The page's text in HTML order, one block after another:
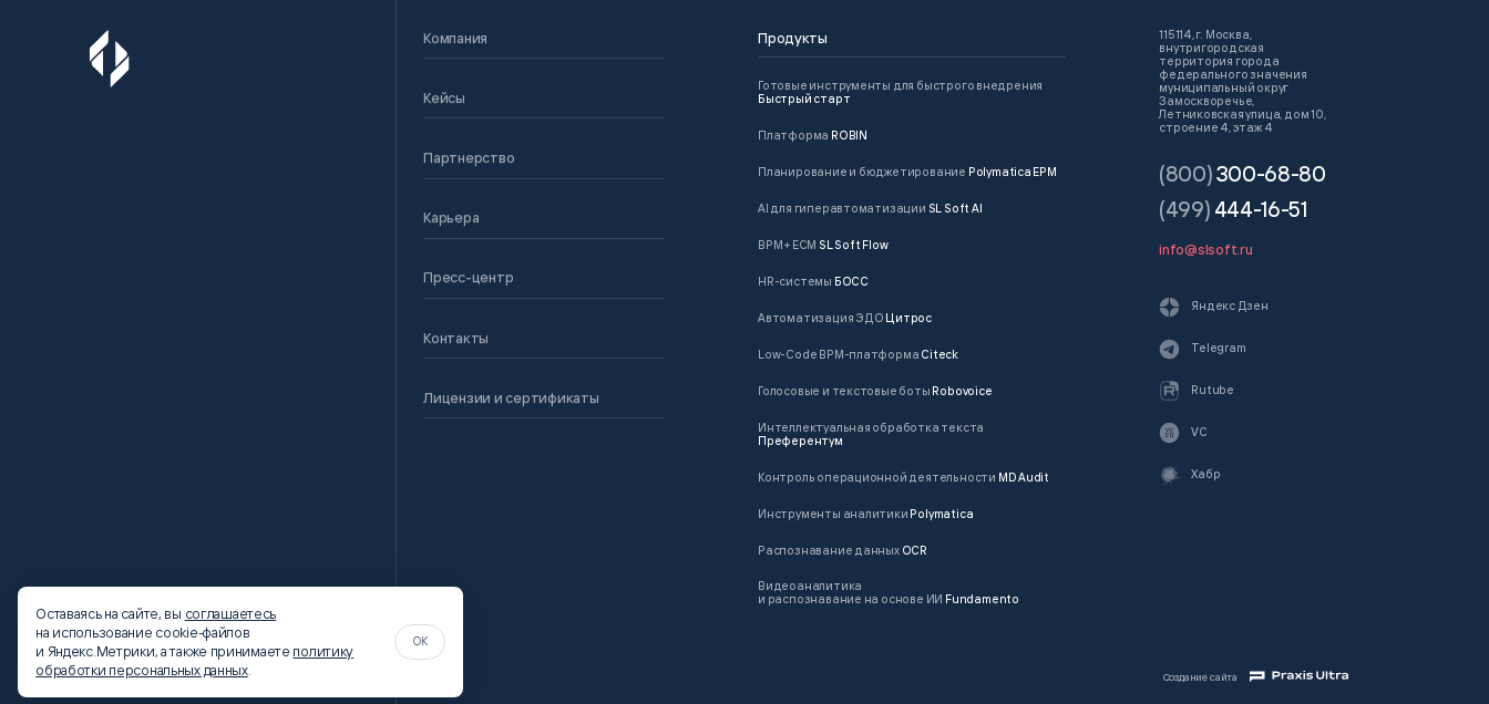
Компания
Кейсы
Партнерство
Карьера
Пресс-центр
Контакты
Лицензии и сертификаты
Продукты
Готовые инструменты для быстрого внедрения
Быстрый старт
Платформа ROBIN
Планирование и бюджетирование Polymatica EPM
AI для гиперавтоматизации SL Soft AI
BPM + ECM SL Soft Flow
HR-системы БОСС
Автоматизация ЭДО Цитрос
Low-Code BPM-платформа Citeck
Голосовые и текстовые боты Robovoice
Интеллектуальная обработка текста
Преферентум
Контроль операционной деятельности MD Audit
Инструменты аналитики Polymatica
Распознавание данныхOCR
Видеоаналитика
и распознавание на основе ИИ Fundamento
115114, г. Москва,
внутригородская
территория города
федерального значения
муниципальный округ
Замоскворечье,
Летниковская улица, дом 10,
строение 4, этаж 4
(800)300-68-80
(499) 444-16-51
info@slsoft.ru
Яндекс Дзен
Telegram
Rutube
VC
Хабр
Создание сайта
Оставаясь на сайте, вы соглашаетесь
на использование cookie-файлов
и Яндекс.Метрики, а также принимаете политику
обработки персональных данных.
OK